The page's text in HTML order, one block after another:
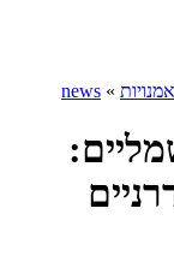
»
news